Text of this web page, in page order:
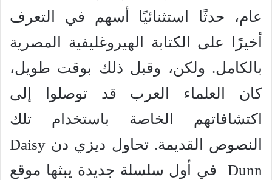
عام، حدثًا استثنائيًا أسهم في التعرف
أخيرًا على الكتابة الهيروغليفية المصرية
بالكامل. ولكن، وقبل ذلك بوقت طويل،
كان العلماء العرب قد توصلوا إلى
اكتشافاتهم الخاصة باستخدام تلك
النصوص القديمة. تحاول ديزي دن Daisy
Dunn في أول سلسلة جديدة يبثها موقع